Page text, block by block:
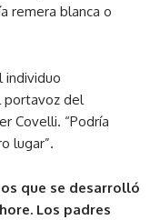
remera blanca o
individuo
portavoz del
Covelli. “Podría
lugar”.
que se desarrolló
Los padres